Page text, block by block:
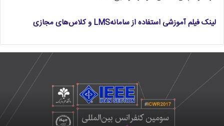
لینک فیلم آموزشی استفاده از سامانهLMS و کلاس‌های مجازی